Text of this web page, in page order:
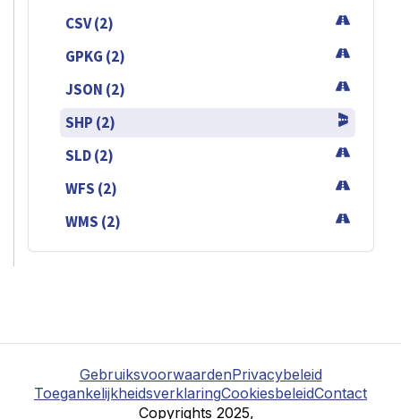
CSV (2)
GPKG (2)
JSON (2)
SHP (2)
SLD (2)
WFS (2)
WMS (2)
GebruiksvoorwaardenPrivacybeleid
ToegankelijkheidsverklaringCookiesbeleidContact
Copyrights 2025,